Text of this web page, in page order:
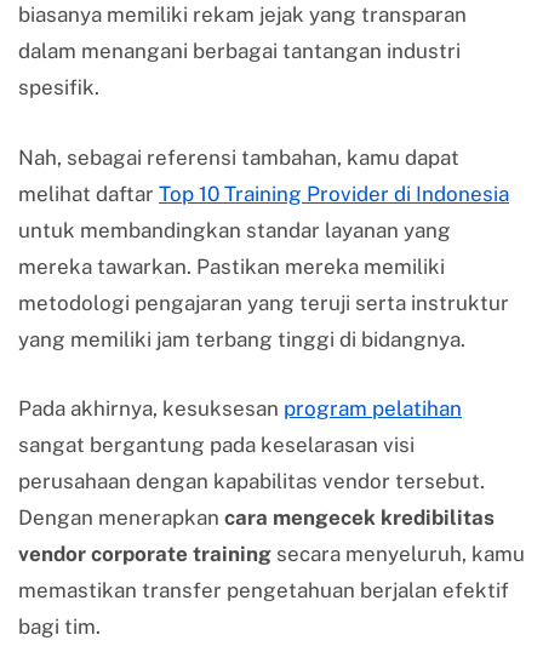
biasanya memiliki rekam jejak yang transparan
dalam menangani berbagai tantangan industri
spesifik.
Nah, sebagai referensi tambahan, kamu dapat
melihat daftar Top 10 Training Provider di Indonesia
untuk membandingkan standar layanan yang
mereka tawarkan. Pastikan mereka memiliki
metodologi pengajaran yang teruji serta instruktur
yang memiliki jam terbang tinggi di bidangnya.
Pada akhirnya, kesuksesan program pelatihan
sangat bergantung pada keselarasan visi
perusahaan dengan kapabilitas vendor tersebut.
Dengan menerapkan cara mengecek kredibilitas
vendor corporate training secara menyeluruh, kamu
memastikan transfer pengetahuan berjalan efektif
bagi tim.